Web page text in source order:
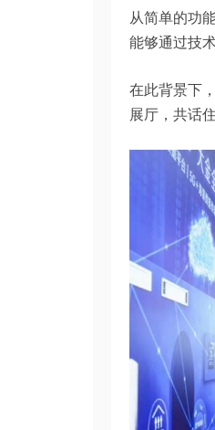
从简单的功
能够通过技
在此背景下
展厅，共话